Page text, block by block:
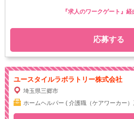
応募する
『求人のワークゲート』
ユースタイルラボラトリー株式会社
埼玉県三郷市
ホームヘルパー ( 介護職（ケアワーカー